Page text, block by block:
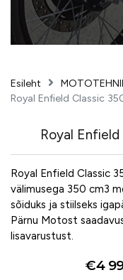
Esileht
Royal Enfield Classic
Royal
Royal Enfield Classic
välimusega 350 cm3
sõiduks ja stiilseks
Pärnu Motost
lisavarustust.
€4